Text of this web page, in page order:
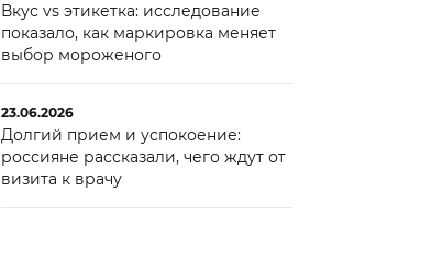
Вкус vs этикетка: исследование
показало, как маркировка меняет
выбор мороженого
23.06.2026
Долгий прием и успокоение:
россияне рассказали, чего ждут от
визита к врачу